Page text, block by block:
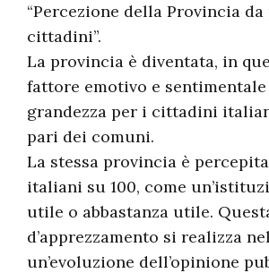
“Percezione della Provincia
cittadini”.
La provincia è diventata, in
fattore emotivo e
grandezza per i cittadini
pari dei comuni.
La stessa provincia è
italiani su 100, come
utile o abbastanza utile.
d’apprezzamento si realizza
un’evoluzione dell’opinione